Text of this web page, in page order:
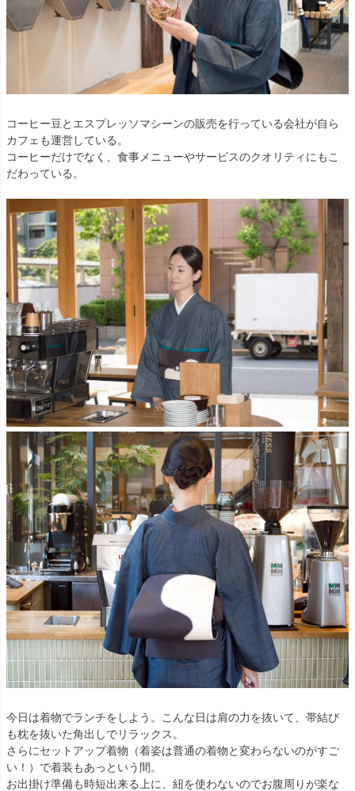
コーヒー豆とエスプレッソマシーンの販売を行っている会社が自ら
カフェも運営している。
コーヒーだけでなく、食事メニューやサービスのクオリティにもこ
だわっている。
今日は着物でランチをしよう。こんな日は肩の力を抜いて、帯結び
も枕を抜いた角出しでリラックス。
さらにセットアップ着物（着姿は普通の着物と変わらないのがすご
い！）で着装もあっという間。
お出掛け準備も時短出来る上に、紐を使わないのでお腹周りが楽な